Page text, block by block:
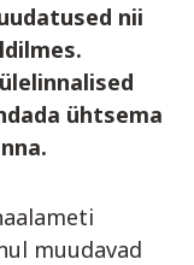
nii
ühtsema
muudavad